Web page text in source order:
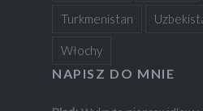
Turkmenistan
Włochy
NAPISZ DO MNIE